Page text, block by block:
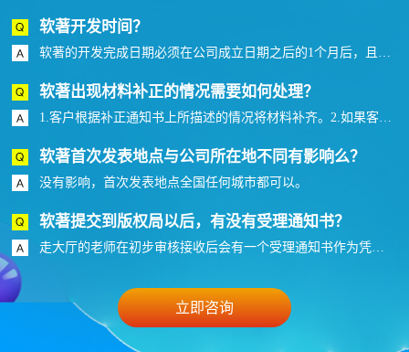
软著开发时间？
软著的开发完成日期必须在公司成立日期之后的1个月后，且在首次发表日期之前。
软著出现材料补正的情况需要如何处理？
1.客户根据补正通知书上所描述的情况将材料补齐。2.如果客户是自己申报走的邮寄的话，需要打印一份纸质材料签章后再次将补正的材料邮寄到版权局（自己申报材料补正需要1-2个月的受理时间）。3.如果找的代理走内部通道则可以直接将材料提交到老师手上速度方面的更多优势。
软著首次发表地点与公司所在地不同有影响么？
没有影响，首次发表地点全国任何城市都可以。
软著提交到版权局以后，有没有受理通知书？
走大厅的老师在初步审核接收后会有一个受理通知书作为凭证，而走加急的是没有受理通知的，但是网上能够查看到状态。
立即咨询